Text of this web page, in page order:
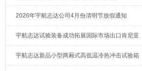
2026年宇航志达公司4月份清明节放假通知
宇航志达试验装备成功拓展国际市场出口肯尼亚
宇航志达新品小型两厢式高低温冷热冲击试验箱